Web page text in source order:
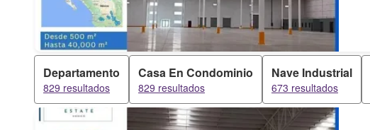
Departamento
829 resultados
Casa En Condominio
829 resultados
Nave Industrial
673 resultados